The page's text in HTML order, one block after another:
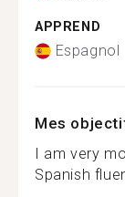
APPREND
Espagnol
Mes
I am very
Spanish